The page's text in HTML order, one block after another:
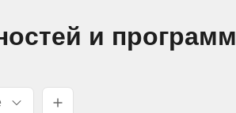
и программ